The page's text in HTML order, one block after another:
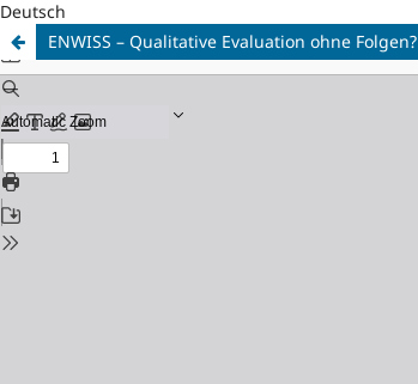
Deutsch
ENWISS – Qualitative Evaluation ohne Folgen?